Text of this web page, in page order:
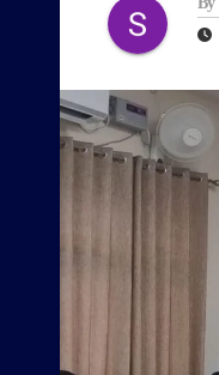
By